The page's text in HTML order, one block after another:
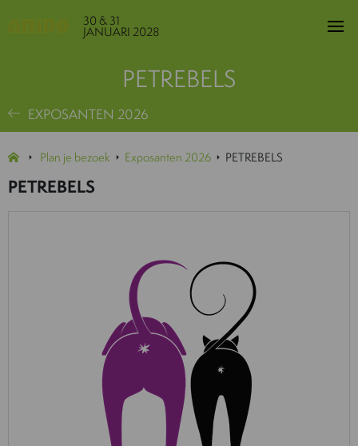
30 & 31
JANUARI 2028
PETREBELS
EXPOSANTEN 2026
Plan je bezoek Exposanten 2026 PETREBELS
PETREBELS